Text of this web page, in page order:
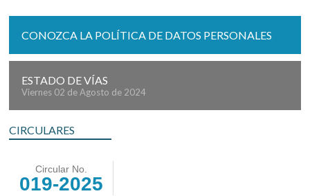
CONOZCA LA POLÍTICA DE DATOS PERSONALES
ESTADO DE VÍAS
Viernes 02 de Agosto de 2024
CIRCULARES
Circular No.
019-2025